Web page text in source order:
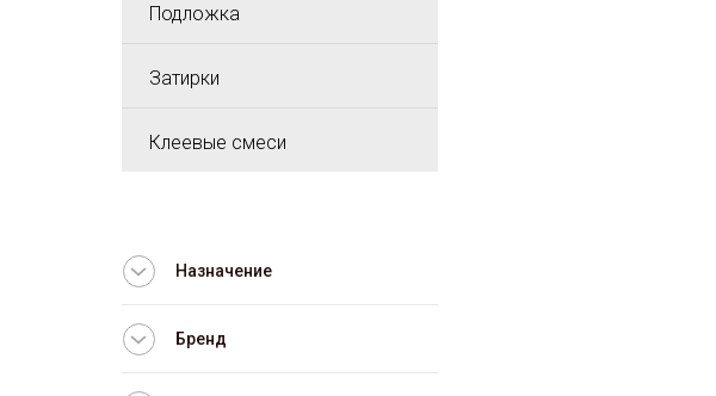
Подложка
Затирки
Клеевые смеси
Назначение
Бренд